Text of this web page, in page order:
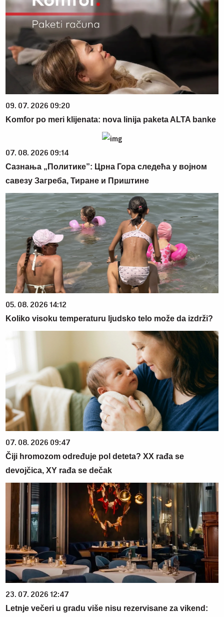
09. 07. 2026 09:20
Komfor po meri klijenata: nova linija paketa ALTA banke
07. 08. 2026 09:14
Сазнања „Политике”: Црна Гора следећа у војном
савезу Загреба, Тиране и Приштине
05. 08. 2026 14:12
Koliko visoku temperaturu ljudsko telo može da izdrži?
07. 08. 2026 09:47
Čiji hromozom određuje pol deteta? XX rađa se
devojčica, XY rađa se dečak
23. 07. 2026 12:47
Letnje večeri u gradu više nisu rezervisane za vikend: